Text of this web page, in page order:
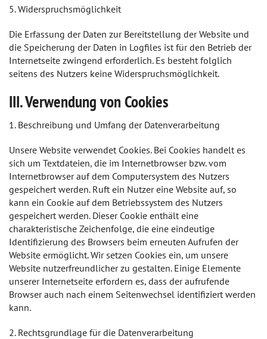
5. Widerspruchsmöglichkeit
Die Erfassung der Daten zur Bereitstellung der Website und
die Speicherung der Daten in Logfiles ist für den Betrieb der
Internetseite zwingend erforderlich. Es besteht folglich
seitens des Nutzers keine Widerspruchsmöglichkeit.
III. Verwendung von Cookies
1. Beschreibung und Umfang der Datenverarbeitung
Unsere Website verwendet Cookies. Bei Cookies handelt es
sich um Textdateien, die im Internetbrowser bzw. vom
Internetbrowser auf dem Computersystem des Nutzers
gespeichert werden. Ruft ein Nutzer eine Website auf, so
kann ein Cookie auf dem Betriebssystem des Nutzers
gespeichert werden. Dieser Cookie enthält eine
charakteristische Zeichenfolge, die eine eindeutige
Identifizierung des Browsers beim erneuten Aufrufen der
Website ermöglicht. Wir setzen Cookies ein, um unsere
Website nutzerfreundlicher zu gestalten. Einige Elemente
unserer Internetseite erfordern es, dass der aufrufende
Browser auch nach einem Seitenwechsel identifiziert werden
kann.
2. Rechtsgrundlage für die Datenverarbeitung